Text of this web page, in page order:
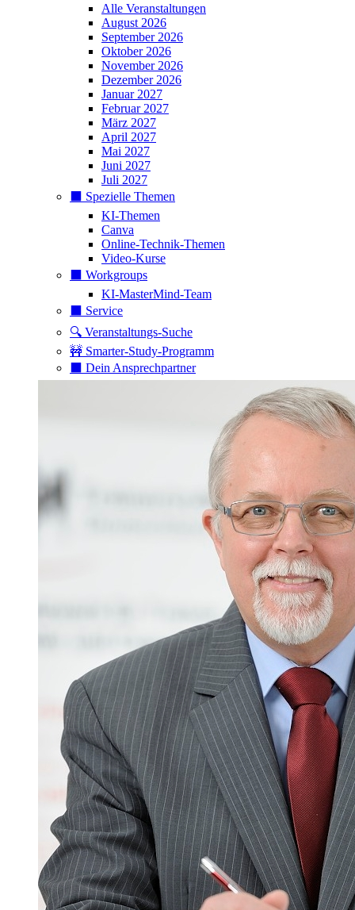
Alle Veranstaltungen
August 2026
September 2026
Oktober 2026
November 2026
Dezember 2026
Januar 2027
Februar 2027
März 2027
April 2027
Mai 2027
Juni 2027
Juli 2027
⬛️ Spezielle Themen
KI-Themen
Canva
Online-Technik-Themen
Video-Kurse
⬛️ Workgroups
KI-MasterMind-Team
⬛️ Service
🔍 Veranstaltungs-Suche
🚧 Smarter-Study-Programm
⬛️ Dein Ansprechpartner